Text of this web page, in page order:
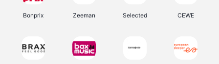
Bonprix Zeeman Selected CEWE